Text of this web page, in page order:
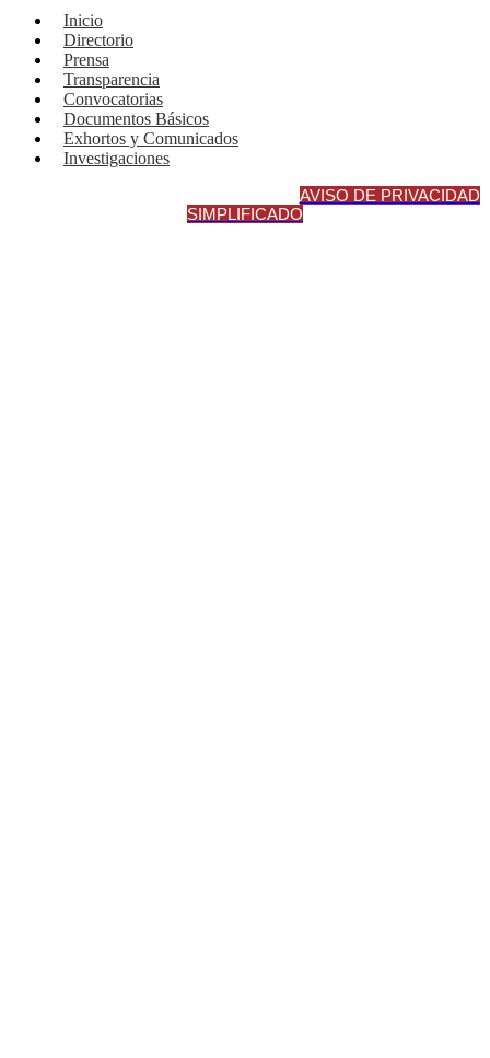
Inicio
Directorio
Prensa
Transparencia
Convocatorias
Documentos Básicos
Exhortos y Comunicados
Investigaciones
AVISO DE PRIVACIDAD
SIMPLIFICADO